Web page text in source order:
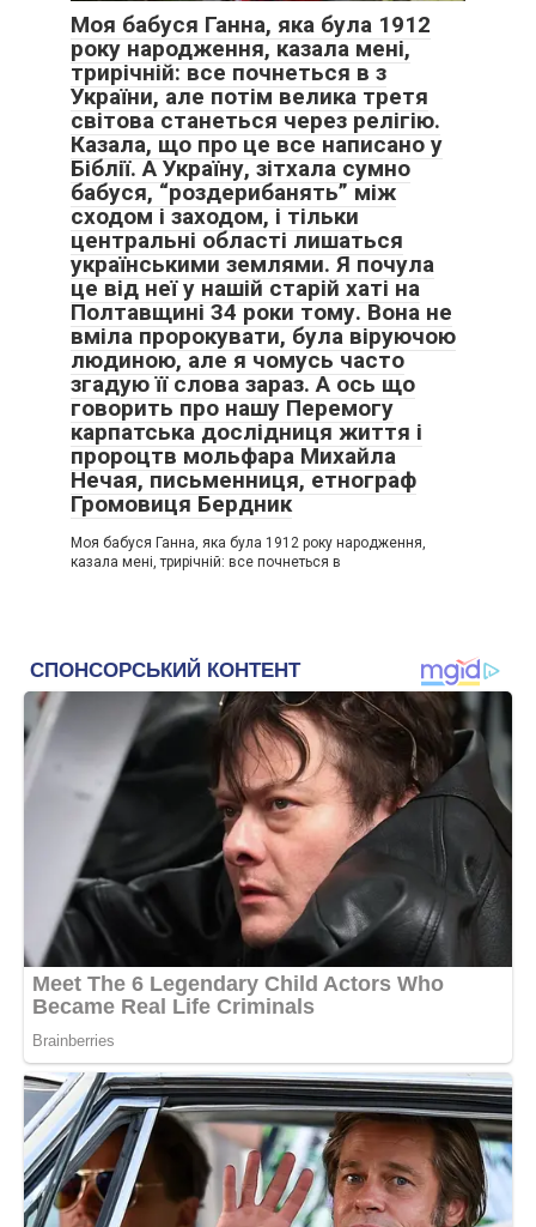
Моя бабуся Ганна, яка була 1912
року народження, казала мені,
трирічній: все почнеться в з
України, але потім велика третя
світова станеться через релігію.
Казала, що про це все написано у
Біблії. А Україну, зітхала сумно
бабуся, “роздерибанять” між
сходом і заходом, і тільки
центральні області лишаться
українськими землями. Я почула
це від неї у нашій старій хаті на
Полтавщині 34 роки тому. Вона не
вміла пророкувати, була віруючою
людиною, але я чомусь часто
згадую її слова зараз. А ось що
говорить про нашу Перемогу
карпатська дослідниця життя і
пророцтв мольфара Михайла
Нечая, письменниця, етнограф
Громовиця Бердник
Моя бабуся Ганна, яка була 1912 року народження,
казала мені, трирічній: все почнеться в